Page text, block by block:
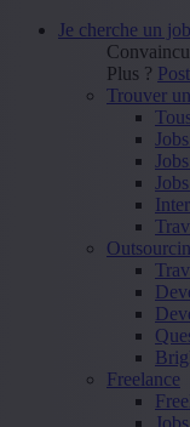
Je cherche un job
Plus ?
Trouver
Freelance